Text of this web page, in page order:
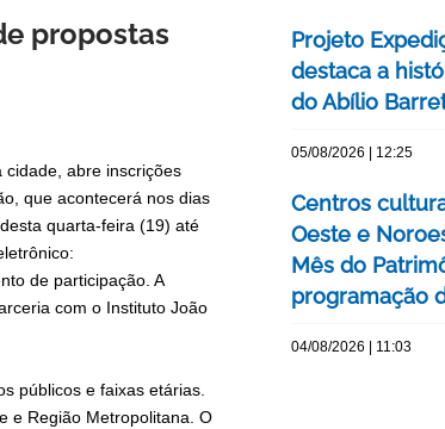
propostas
cidade, abre inscrições
que acontecerá nos dias
quarta-feira (19) até
de participação. A
com o Instituto João
públicos e faixas etárias.
e Região Metropolitana. O
Projeto
destaca a
do Abílio
05/08/2026 | 12:25
Centros
Oeste e
Mês do
programação
04/08/2026 | 11:03